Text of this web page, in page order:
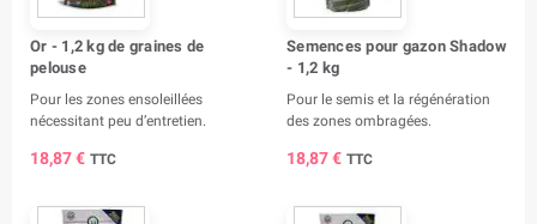
Or - 1,2 kg de graines de
pelouse
Pour les zones ensoleillées
nécessitant peu d’entretien.
18,87 € TTC
Semences pour gazon Shadow
- 1,2 kg
Pour le semis et la régénération
des zones ombragées.
18,87 € TTC